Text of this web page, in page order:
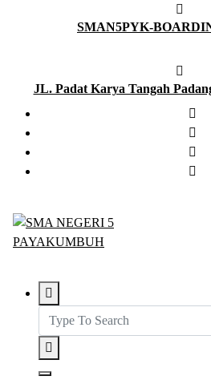
SMAN5PYK-
JL. Padat Karya Tangah